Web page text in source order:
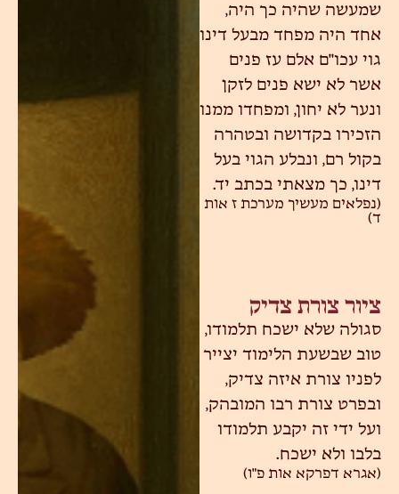
שמעשה שהיה כך היה,
אחד היה מפחד מבעל דינו
גוי עכו"ם אלם עז פנים
אשר לא ישא פנים לזקן
ונער לא יחון, ומפחדו ממנו
הזכירו בקדושה ובטהרה
בקול רם, ונבלע הגוי בעל
דינו, כך מצאתי בכתב יד.
(נפלאים מעשיך מערכת ז אות
ד)
ציור צורת צדיק
סגולה שלא ישכח תלמודו,
טוב שבשעת הלימוד יצייר
לפניו צורת איזה צדיק,
ובפרט צורת רבו המובהק,
ועל ידי זה יקבע תלמודו
בלבו ולא ישכח.
(אגרא דפרקא אות פ"ו)